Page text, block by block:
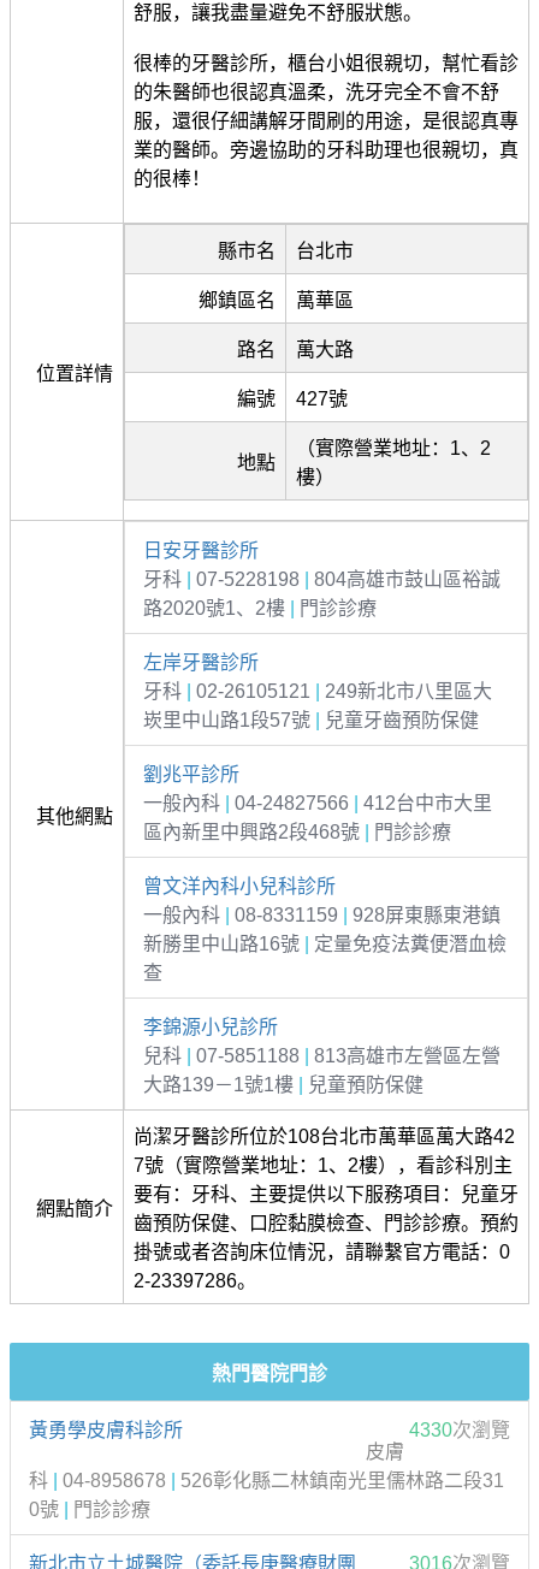
舒服，讓我盡量避免不舒服狀態。
很棒的牙醫診所，櫃台小姐很親切，幫忙看診
的朱醫師也很認真溫柔，洗牙完全不會不舒
服，還很仔細講解牙間刷的用途，是很認真專
業的醫師。旁邊協助的牙科助理也很親切，真
的很棒！
位置詳情
縣市名 台北市
鄉鎮區名 萬華區
路名 萬大路
編號 427號
地點
（實際營業地址：1、2
樓）
其他網點
日安牙醫診所
牙科
07-5228198
804高雄市鼓山區裕誠
路2020號1、2樓
門診診療
左岸牙醫診所
牙科
02-26105121
249新北市八里區大
崁里中山路1段57號
兒童牙齒預防保健
劉兆平診所
一般內科
04-24827566
412台中市大里
區內新里中興路2段468號
門診診療
曾文洋內科小兒科診所
一般內科
08-8331159
928屏東縣東港鎮
新勝里中山路16號
定量免疫法糞便潛血檢
查
李錦源小兒診所
兒科
07-5851188
813高雄市左營區左營
大路139－1號1樓
兒童預防保健
網點簡介
尚潔牙醫診所位於108台北市萬華區萬大路42
7號（實際營業地址：1、2樓），看診科別主
要有：牙科、主要提供以下服務項目：兒童牙
齒預防保健、口腔黏膜檢查、門診診療。預約
掛號或者咨詢床位情況，請聯繫官方電話：0
2-23397286。
熱門醫院門診
黃勇學皮膚科診所 4330次瀏覽
皮膚
科
04-8958678
526彰化縣二林鎮南光里儒林路二段31
0號
門診診療
新北市立土城醫院（委託長庚醫療財團 3016次瀏覽